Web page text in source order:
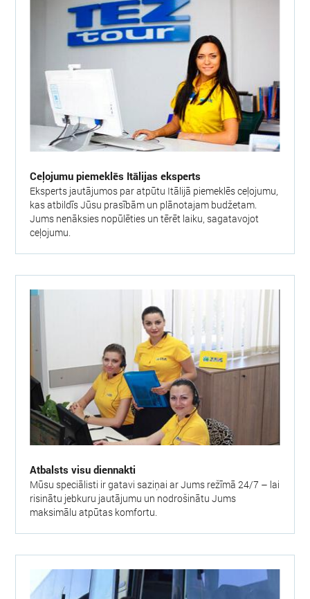
Ceļojumu piemeklēs Itālijas eksperts
Eksperts jautājumos par atpūtu Itālijā piemeklēs ceļojumu,
kas atbildīs Jūsu prasībām un plānotajam budžetam.
Jums nenāksies nopūlēties un tērēt laiku, sagatavojot
ceļojumu.
Atbalsts visu diennakti
Mūsu speciālisti ir gatavi saziņai ar Jums režīmā 24/7 – lai
risinātu jebkuru jautājumu un nodrošinātu Jums
maksimālu atpūtas komfortu.